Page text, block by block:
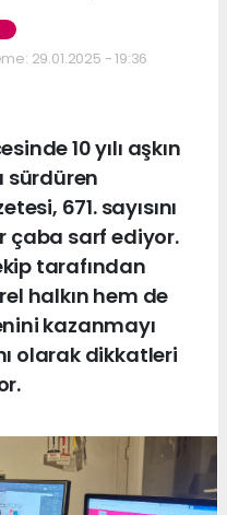
29.01.2025 - 19:36
10 yılı aşkın
sürdüren
671. sayısını
çaba sarf ediyor.
tarafından
halkın hem de
kazanmayı
olarak dikkatleri